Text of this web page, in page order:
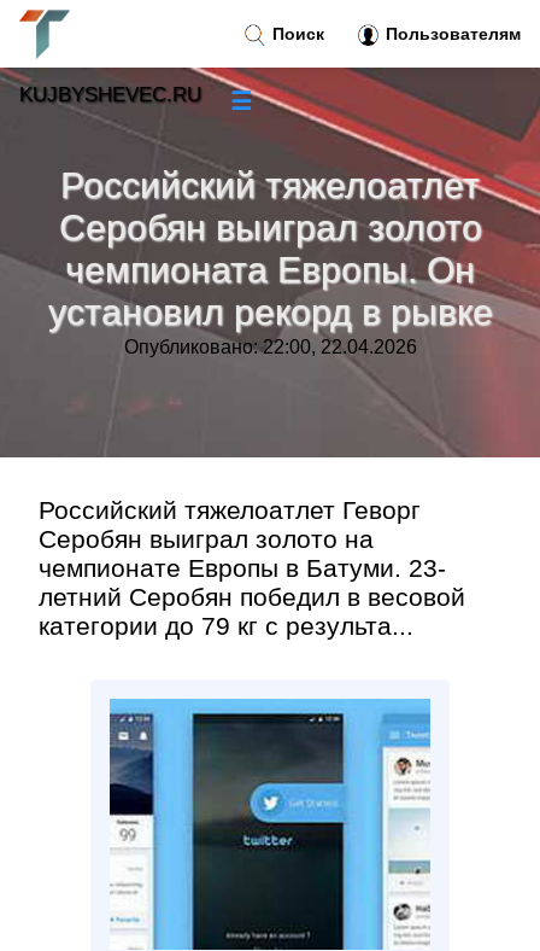
Российский тяжелоатлет
Серобян выиграл золото
чемпионата Европы. Он
установил рекорд в рывке
Опубликовано: 22:00, 22.04.2026
Российский тяжелоатлет Геворг
Серобян выиграл золото на
чемпионате Европы в Батуми. 23-
летний Серобян победил в весовой
категории до 79 кг с результа...
Поиск Пользователям
KUJBYSHEVEC.RU ☰
Новости
Тренды новостей»
Рубрики»
»